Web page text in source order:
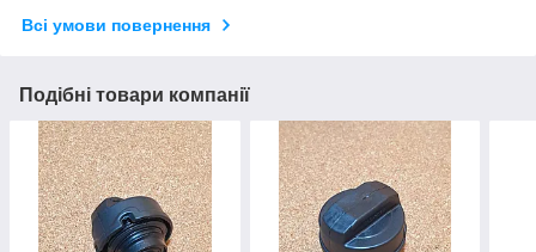
Всі умови повернення
Подібні товари компанії